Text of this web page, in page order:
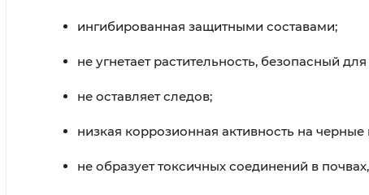
ингибированная защитными составами;
не угнетает растительность, безопасный
не оставляет следов;
низкая коррозионная активность на
не образует токсичных соединений в